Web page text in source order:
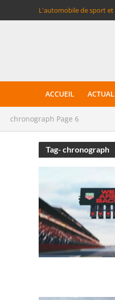
L'automobile de sport et
ACCUEIL
chronograph Page 6
Tag- chronograph